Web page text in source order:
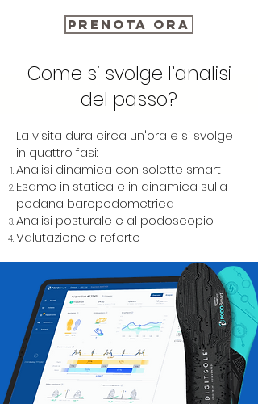
Come si svolge l’analisi
del passo?
La visita dura circa un'ora e si svolge
in quattro fasi:
Analisi dinamica con solette smart
Esame in statica e in dinamica sulla
pedana baropodometrica
Analisi posturale e al podoscopio
Valutazione e referto
PRENOTA ORA